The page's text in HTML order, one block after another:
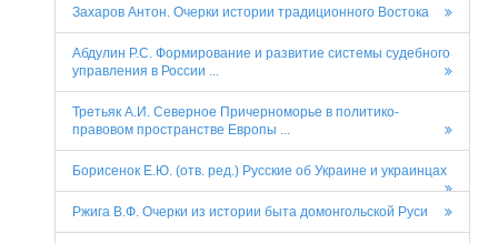
Захаров Антон. Очерки истории традиционного Востока
Абдулин Р.С. Формирование и развитие системы судебного
управления в России ...
Третьяк А.И. Северное Причерноморье в политико-
правовом пространстве Европы ...
Борисенок Е.Ю. (отв. ред.) Русские об Украине и украинцах
Ржига В.Ф. Очерки из истории быта домонгольской Руси